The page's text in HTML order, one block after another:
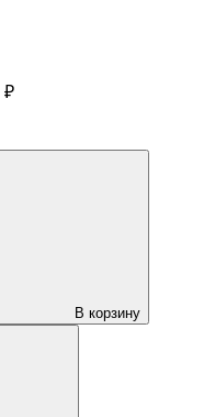
₽
В корзину